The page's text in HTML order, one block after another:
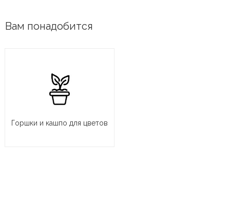
Вам понадобится
Горшки и кашпо для цветов